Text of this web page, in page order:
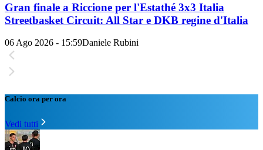
Gran finale a Riccione per l'Estathé 3x3 Italia
Streetbasket Circuit: All Star e DKB regine d'Italia
06 Ago 2026 - 15:59Daniele Rubini
Calcio ora per ora
Vedi tutti